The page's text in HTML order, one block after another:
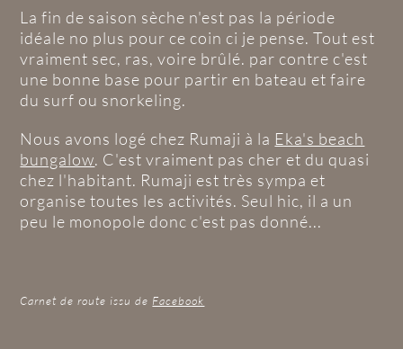
La fin de saison sèche n'est pas la période
idéale no plus pour ce coin ci je pense. Tout est
vraiment sec, ras, voire brûlé. par contre c'est
une bonne base pour partir en bateau et faire
du surf ou snorkeling.
Nous avons logé chez Rumaji à la Eka's beach
bungalow. C'est vraiment pas cher et du quasi
chez l'habitant. Rumaji est très sympa et
organise toutes les activités. Seul hic, il a un
peu le monopole donc c'est pas donné...
Carnet de route issu de Facebook